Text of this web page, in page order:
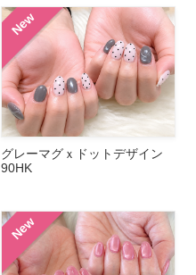
New
グレーマグｘドットデザイン
90HK
New